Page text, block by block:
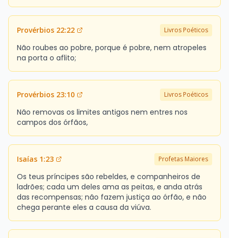
Provérbios 22:22 Livros Poéticos
Não roubes ao pobre, porque é pobre, nem atropeles
na porta o aflito;
Provérbios 23:10 Livros Poéticos
Não removas os limites antigos nem entres nos
campos dos órfãos,
Isaías 1:23 Profetas Maiores
Os teus príncipes são rebeldes, e companheiros de
ladrões; cada um deles ama as peitas, e anda atrás
das recompensas; não fazem justiça ao órfão, e não
chega perante eles a causa da viúva.